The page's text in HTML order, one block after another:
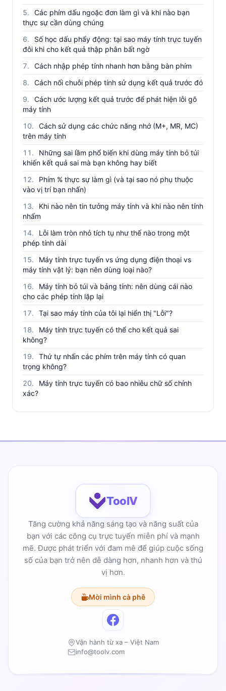
Các phím dấu ngoặc đơn làm gì và khi nào bạn
thực sự cần dùng chúng
Số học dấu phẩy động: tại sao máy tính trực tuyến
đôi khi cho kết quả thập phân bất ngờ
Cách nhập phép tính nhanh hơn bằng bàn phím
Cách nối chuỗi phép tính sử dụng kết quả trước đó
Cách ước lượng kết quả trước để phát hiện lỗi gõ
máy tính
Cách sử dụng các chức năng nhớ (M+, MR, MC)
trên máy tính
Những sai lầm phổ biến khi dùng máy tính bỏ túi
khiến kết quả sai mà bạn không hay biết
Phím % thực sự làm gì (và tại sao nó phụ thuộc
vào vị trí bạn nhấn)
Khi nào nên tin tưởng máy tính và khi nào nên tính
nhẩm
Lỗi làm tròn nhỏ tích tụ như thế nào trong một
phép tính dài
Máy tính trực tuyến vs ứng dụng điện thoại vs
máy tính vật lý: bạn nên dùng loại nào?
Máy tính bỏ túi và bảng tính: nên dùng cái nào
cho các phép tính lặp lại
Tại sao máy tính của tôi lại hiển thị "Lỗi"?
Máy tính trực tuyến có thể cho kết quả sai
không?
Thứ tự nhấn các phím trên máy tính có quan
trọng không?
Máy tính trực tuyến có bao nhiêu chữ số chính
xác?
ToolV
Tăng cường khả năng sáng tạo và năng suất của
bạn với các công cụ trực tuyến miễn phí và mạnh
mẽ. Được phát triển với đam mê để giúp cuộc sống
số của bạn trở nên dễ dàng hơn, nhanh hơn và thú
vị hơn.
Mời mình cà phê
Vận hành từ xa – Việt Nam
info@toolv.com